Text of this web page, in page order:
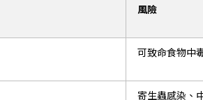
風險
可致命食物中
寄生蟲感染、